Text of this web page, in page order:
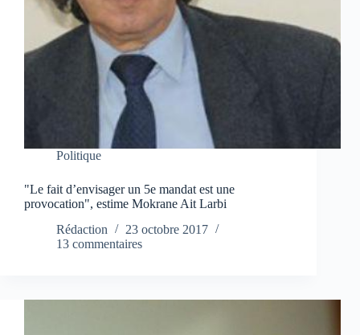
Politique
"Le fait d’envisager un 5e mandat est une
provocation", estime Mokrane Ait Larbi
Rédaction
23 octobre 2017
13 commentaires